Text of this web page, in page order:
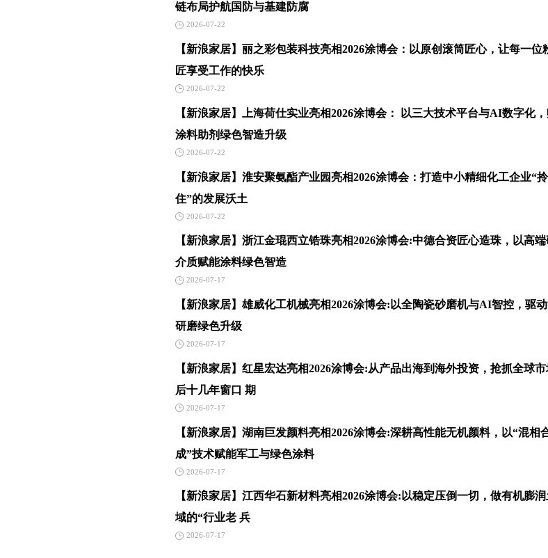
链布局护航国防与基建防腐
2026-07-22
【新浪家居】丽之彩包装科技亮相2026涂博会：以原创滚筒匠心，让每一位
匠享受工作的快乐
2026-07-22
【新浪家居】上海荷仕实业亮相2026涂博会： 以三大技术平台与AI数字化
涂料助剂绿色智造升级
2026-07-22
【新浪家居】淮安聚氨酯产业园亮相2026涂博会：打造中小精细化工企业“
住”的发展沃土
2026-07-22
【新浪家居】浙江金琨西立锆珠亮相2026涂博会:中德合资匠心造珠，以高
介质赋能涂料绿色智造
2026-07-17
【新浪家居】雄威化工机械亮相2026涂博会:以全陶瓷砂磨机与AI智控，驱
研磨绿色升级
2026-07-17
【新浪家居】红星宏达亮相2026涂博会:从产品出海到海外投资，抢抓全球
后十几年窗口 期
2026-07-17
【新浪家居】湖南巨发颜料亮相2026涂博会:深耕高性能无机颜料，以“混相
成”技术赋能军工与绿色涂料
2026-07-17
【新浪家居】江西华石新材料亮相2026涂博会:以稳定压倒一切，做有机膨
域的“行业老 兵
2026-07-17